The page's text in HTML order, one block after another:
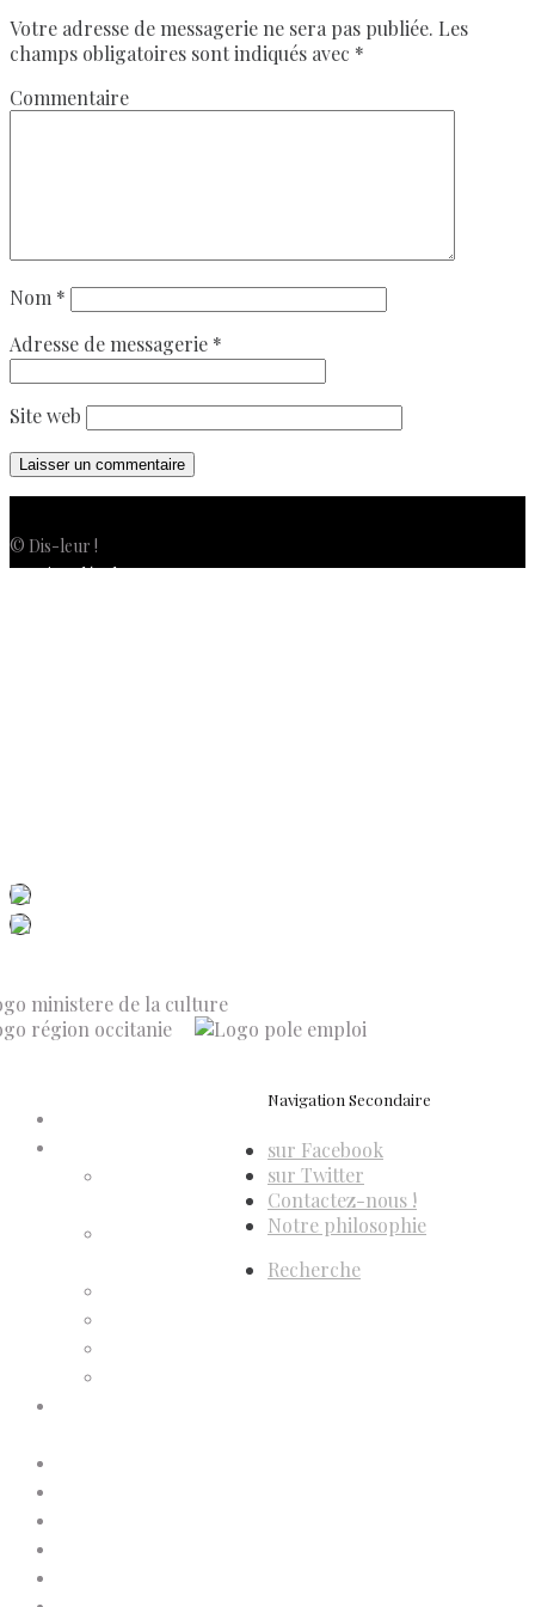
Votre adresse de messagerie ne sera pas publiée. Les
champs obligatoires sont indiqués avec *
Commentaire
Nom *
Adresse de messagerie *
Site web
© Dis-leur !
Mentions légales
Navigation Secondaire
sur Facebook
sur Twitter
Contactez-nous !
Notre philosophie
Recherche